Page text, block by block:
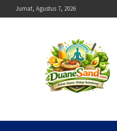
to
Jumat, Agustus 7, 2026
Duane Sand